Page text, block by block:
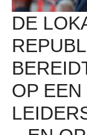
DE
OP EEN